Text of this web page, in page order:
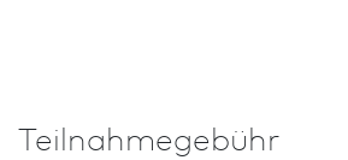
Teilnahmegebühr